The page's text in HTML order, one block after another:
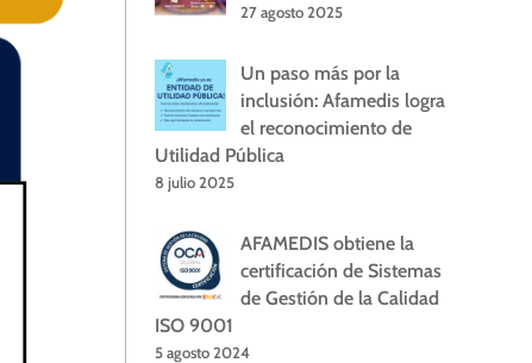
27 agosto 2025
Un paso más por la
inclusión: Afamedis logra
el reconocimiento de
Utilidad Pública
8 julio 2025
AFAMEDIS obtiene la
certificación de Sistemas
de Gestión de la Calidad
ISO 9001
5 agosto 2024